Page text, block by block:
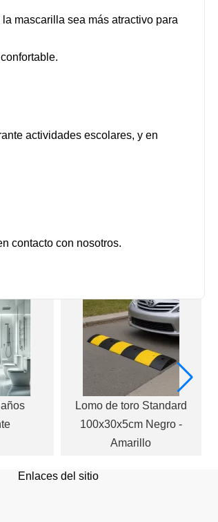
mascarilla sea más atractivo para
actividades escolares, y en
contacto con nosotros.
Lomo de toro Standard
100x30x5cm Negro -
Amarillo
Enlaces del sitio